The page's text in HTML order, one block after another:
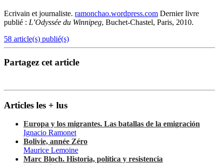
Ecrivain et journaliste. ramonchao.wordpress.com Dernier livre
publié : L’Odyssée du Winnipeg, Buchet-Chastel, Paris, 2010.
58 article(s) publié(s)
Partagez cet article
Articles les + lus
Europa y los migrantes. Las batallas de la emigración
Ignacio Ramonet
Bolivie, année Zéro
Maurice Lemoine
Marc Bloch. Historia, política y resistencia